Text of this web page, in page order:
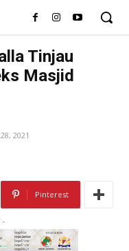
Tinjau
Masjid
2021
Pinterest
-